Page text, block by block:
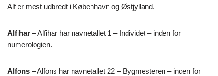
Alf er mest udbredt i København og Østjylland.
Alfihar – Alfihar har navnetallet 1 – Individet – inden for
numerologien.
Alfons – Alfons har navnetallet 22 – Bygmesteren – inden for